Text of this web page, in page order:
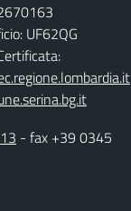
UF62QG
- fax +39 0345